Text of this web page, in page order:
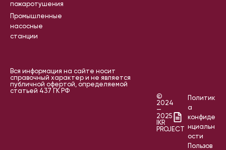
пожаротушения
Промышленные
насосные
станции
Вся информация на сайте носит
справочный характер и не является
публичной офертой, определяемой
статьей 437 ГК РФ
©
2024
—
2025
IKR
PROJECT
Политик
а
конфиде
нциальн
ости
Пользов